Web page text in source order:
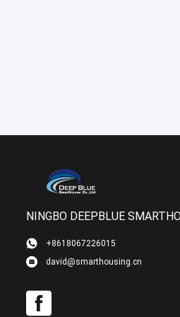
NINGBO DEEPBLUE
+8618067226015
david@smarthousing.cn